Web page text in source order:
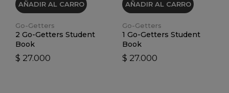
AÑADIR AL CARRO
Go-Getters
2 Go-Getters Student
Book
$ 27.000
AÑADIR AL CARRO
Go-Getters
1 Go-Getters Student
Book
$ 27.000